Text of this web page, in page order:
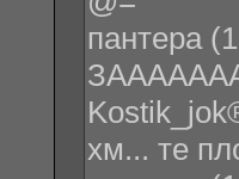
пантера
хм... те